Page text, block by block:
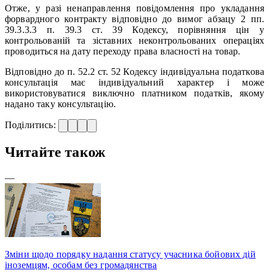
Отже, у разі ненаправлення повідомлення про укладання
форвардного контракту відповідно до вимог абзацу 2 пп.
39.3.3.3 п. 39.3 ст. 39 Кодексу, порівняння цін у
контрольованій та зіставних неконтрольованих операціях
проводиться на дату переходу права власності на товар.
Відповідно до п. 52.2 ст. 52 Кодексу індивідуальна податкова
консультація має індивідуальний характер і може
використовуватися виключно платником податків, якому
надано таку консультацію.
Поділитись:
Читайте також
—
Зміни щодо порядку надання статусу учасника бойових дій
іноземцям, особам без громадянства